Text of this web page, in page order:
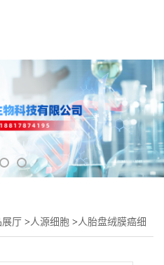
展厅 >人源细胞 >人胎盘绒膜癌细